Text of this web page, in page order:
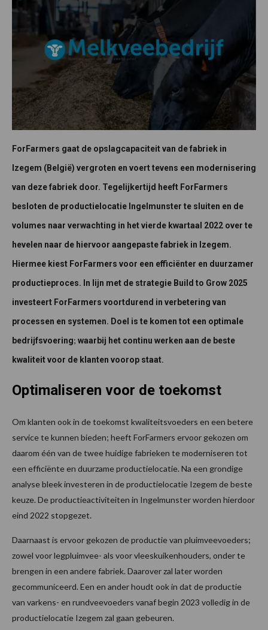
ForFarmers gaat de opslagcapaciteit van de fabriek in
Izegem (België) vergroten en voert tevens een modernisering
van deze fabriek door. Tegelijkertijd heeft ForFarmers
besloten de productielocatie Ingelmunster te sluiten en de
volumes naar verwachting in het vierde kwartaal 2022 over te
hevelen naar de hiervoor aangepaste fabriek in Izegem.
Hiermee kiest ForFarmers voor een efficiënter en duurzamer
productieproces. In lijn met de strategie Build to Grow 2025
investeert ForFarmers voortdurend in verbetering van
processen en systemen. Doel is te komen tot een optimale
bedrijfsvoering; waarbij het continu werken aan de beste
kwaliteit voor de klanten voorop staat.
Optimaliseren voor de toekomst
Om klanten ook in de toekomst kwaliteitsvoeders en een betere
service te kunnen bieden; heeft ForFarmers ervoor gekozen om
daarom één van de twee huidige fabrieken te moderniseren tot
een efficiënte en duurzame productielocatie. Na een grondige
analyse bleek investeren in de productielocatie Izegem de beste
keuze. De productieactiviteiten in Ingelmunster worden hierdoor
eind 2022 stopgezet.
Daarnaast is ervoor gekozen de productie van pluimveevoeders;
zowel voor legpluimvee- als voor vleeskuikenhouders, onder te
brengen in een andere fabriek. Daarover zal later worden
gecommuniceerd. Een en ander houdt ook in dat de productie
van varkens- en rundveevoeders vanaf begin 2023 volledig in de
productielocatie Izegem zal gaan gebeuren.